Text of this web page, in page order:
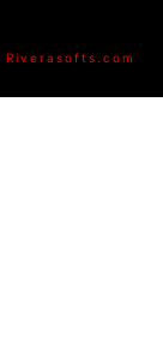
Riverasofts.com